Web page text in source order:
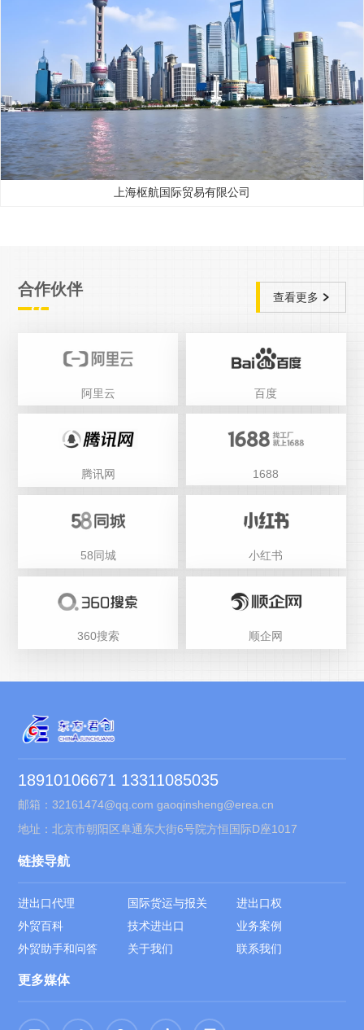
上海枢航国际贸易有限公司
合作伙伴 查看更多
阿里云 百度
腾讯网 1688
58同城 小红书
360搜索 顺企网
18910106671 13311085035
邮箱：32161474@qq.com gaoqinsheng@erea.cn
地址：北京市朝阳区阜通东大街6号院方恒国际D座1017
链接导航
进出口代理 国际货运与报关
进出口权
外贸百科
技术进出口
业务案例
外贸助手和问答
关于我们 联系我们
更多媒体